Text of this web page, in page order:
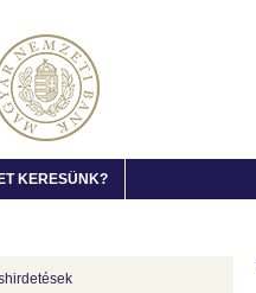
KERESÜNK?